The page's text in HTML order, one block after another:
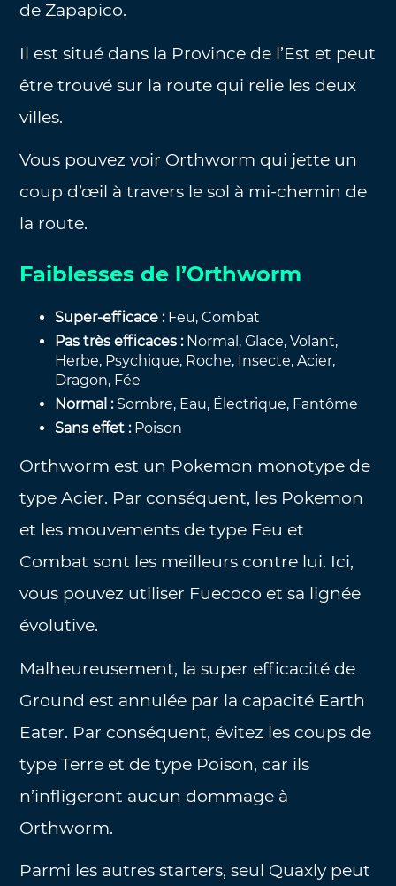
de Zapapico.
Il est situé dans la Province de l’Est et peut
être trouvé sur la route qui relie les deux
villes.
Vous pouvez voir Orthworm qui jette un
coup d’œil à travers le sol à mi-chemin de
la route.
Faiblesses de l’Orthworm
Super-efficace :Feu, Combat
Pas très efficaces :Normal, Glace, Volant,
Herbe, Psychique, Roche, Insecte, Acier,
Dragon, Fée
Normal :Sombre, Eau, Électrique, Fantôme
Sans effet :Poison
Orthworm est un Pokemon monotype de
type Acier. Par conséquent, les Pokemon
et les mouvements de type Feu et
Combat sont les meilleurs contre lui. Ici,
vous pouvez utiliser Fuecoco et sa lignée
évolutive.
Malheureusement, la super efficacité de
Ground est annulée par la capacité Earth
Eater. Par conséquent, évitez les coups de
type Terre et de type Poison, car ils
n’infligeront aucun dommage à
Orthworm.
Parmi les autres starters, seul Quaxly peut